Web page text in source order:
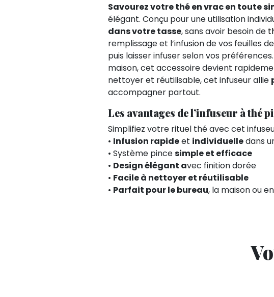
Savourez votre thé en vrac en toute
élégant. Conçu pour une utilisation
dans votre tasse, sans avoir besoin de
remplissage et l’infusion de vos feuilles
puis laisser infuser selon vos
maison, cet accessoire devient
nettoyer et réutilisable, cet infuseur allie
accompagner partout.
Les avantages de l’infuseur à thé
Simplifiez votre rituel thé avec cet
• Infusion rapideet individuelledans
• Système pincesimple et efficace
• Design élégant avec finition dorée
• Facile à nettoyer et réutilisable
• Parfait pour le bureau, la maison ou